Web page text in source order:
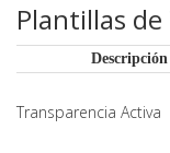
Plantillas
Descripción
Transparencia Activa